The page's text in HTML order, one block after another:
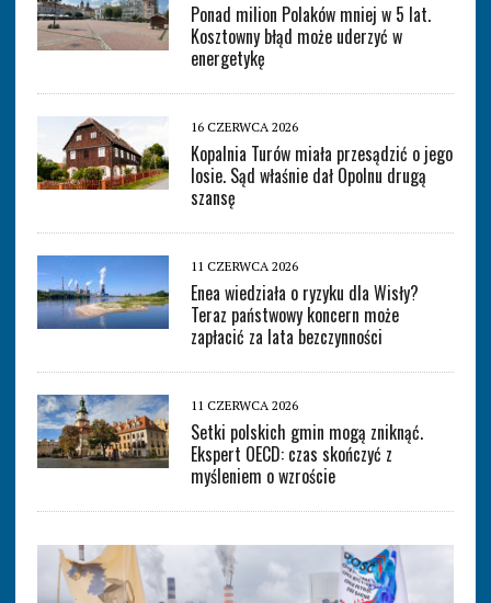
Ponad milion Polaków mniej w 5 lat.
Kosztowny błąd może uderzyć w
energetykę
16 CZERWCA 2026
Kopalnia Turów miała przesądzić o jego
losie. Sąd właśnie dał Opolnu drugą
szansę
11 CZERWCA 2026
Enea wiedziała o ryzyku dla Wisły?
Teraz państwowy koncern może
zapłacić za lata bezczynności
11 CZERWCA 2026
Setki polskich gmin mogą zniknąć.
Ekspert OECD: czas skończyć z
myśleniem o wzroście